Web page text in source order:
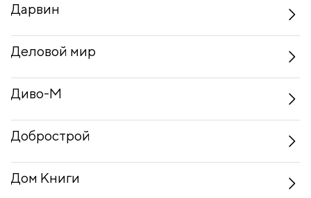
Дарвин
Деловой мир
Диво-М
Добрострой
Дом Книги